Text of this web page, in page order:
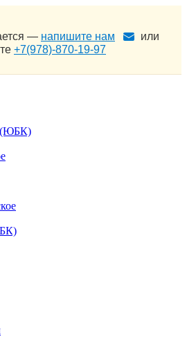
— напишите нам
или
+7(978)-870-19-97
(ЮБК)